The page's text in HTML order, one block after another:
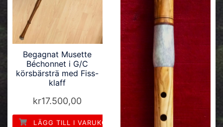
Begagnat Musette
Béchonnet i G/C
körsbärsträ med Fiss-
klaff
kr17.500,00
LÄGG TILL I VARUKORG